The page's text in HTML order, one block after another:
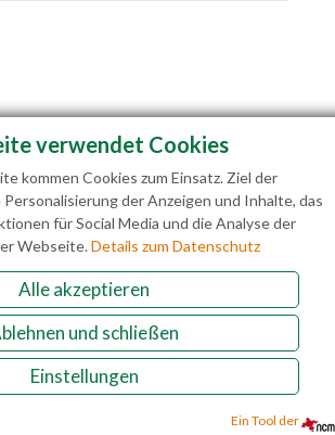
Lämmerhofweg 2 A-5522 St.
Martin a. Tgb.
7141
info@laemmerhof.at
Datenschutz Impressum
verwendet Cookies
kommen Cookies zum Einsatz. Ziel der
der Anzeigen und Inhalte, das
für Social Media und die Analyse der
Webseite.Details zum Datenschutz
Alle akzeptieren
und schließen
Einstellungen
Ein Tool der